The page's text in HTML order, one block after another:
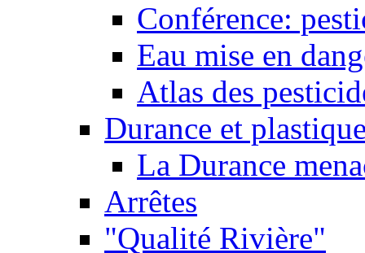
Conférence:
Eau mise en
Atlas des
Durance et
La Durance
Arrêtes
"Qualité Rivière"